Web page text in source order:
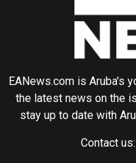
EANews.com is Aruba's
the latest news on the
stay up to date with
Contact us: